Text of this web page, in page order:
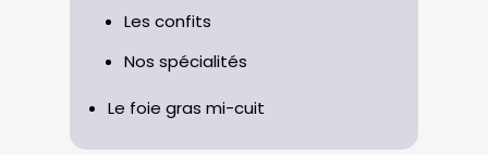
Les confits
Nos spécialités
Le foie gras mi-cuit